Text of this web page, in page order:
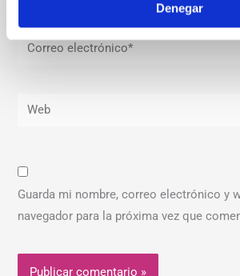
Denegar
Correo
Web
Guarda mi nombre, correo electrónico y
navegador para la próxima vez que